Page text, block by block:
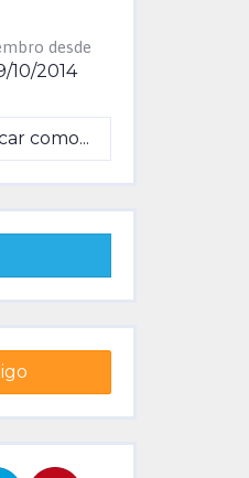
desde
10/2014
como...